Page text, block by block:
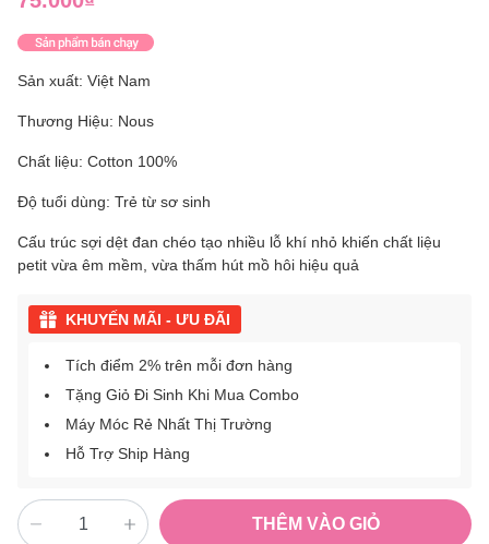
Sản xuất: Việt Nam
Thương Hiệu: Nous
Chất liệu: Cotton 100%
Độ tuổi dùng: Trẻ từ sơ sinh
Cấu trúc sợi dệt đan chéo tạo nhiều lỗ khí nhỏ khiến chất liệu
petit vừa êm mềm, vừa thấm hút mồ hôi hiệu quả
KHUYẾN MÃI - ƯU ĐÃI
Tích điểm 2% trên mỗi đơn hàng
Tặng Giỏ Đi Sinh Khi Mua Combo
Máy Móc Rẻ Nhất Thị Trường
Hỗ Trợ Ship Hàng
THÊM VÀO GIỎ